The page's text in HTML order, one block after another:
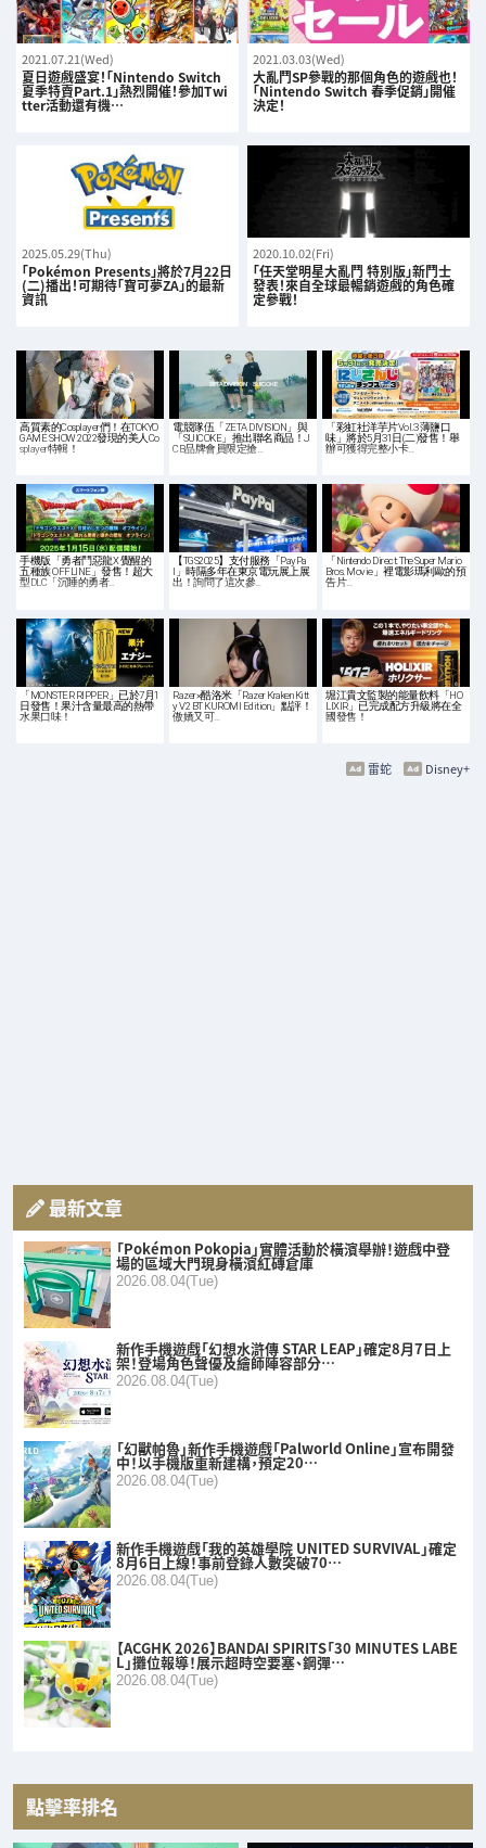
2021.07.21(Wed)
夏日遊戲盛宴！「Nintendo Switch
夏季特賣Part.1」熱烈開催！參加Twi
tter活動還有機…
2021.03.03(Wed)
大亂鬥SP參戰的那個角色的遊戲也！
「Nintendo Switch 春季促銷」開催
決定！
2025.05.29(Thu)
「Pokémon Presents」將於7月22日
(二)播出！可期待「寶可夢ZA」的最新
資訊
2020.10.02(Fri)
「任天堂明星大亂鬥 特別版」新鬥士
發表！來自全球最暢銷遊戲的角色確
定參戰！
高質素的Cosplayer們！在TOKYO
GAME SHOW 2022發現的美人Co
splayer特輯！
電競隊伍「ZETA DIVISION」與
「SUICOKE」推出聯名商品！J
CB品牌會員限定搶…
「彩虹社洋芋片Vol.3 薄鹽口
味」將於5月31日(二)發售！舉
辦可獲得完整小卡…
手機版「勇者鬥惡龍X 覺醒的
五種族 OFFLINE」發售！超大
型DLC「沉睡的勇者…
【TGS2025】支付服務「PayPa
l」時隔多年在東京電玩展上展
出！詢問了這次參…
「Nintendo Direct: The Super Mario
Bros. Movie」裡電影瑪利歐的預
告片…
「MONSTER RIPPER」已於7月1
日發售！果汁含量最高的熱帶
水果口味！
Razer×酷洛米「Razer Kraken Kitt
y V2 BT KUROMI Edition」點評！
傲嬌又可…
堀江貴文監製的能量飲料「HO
LIXIR」已完成配方升級將在全
國發售！
Disney+
雷蛇
最新文章
「Pokémon Pokopia」實體活動於橫濱舉辦！遊戲中登
場的區域大門現身橫濱紅磚倉庫
2026.08.04(Tue)
新作手機遊戲「幻想水滸傳 STAR LEAP」確定8月7日上
架！登場角色聲優及繪師陣容部分…
2026.08.04(Tue)
「幻獸帕魯」新作手機遊戲「Palworld Online」宣布開發
中！以手機版重新建構，預定20…
2026.08.04(Tue)
新作手機遊戲「我的英雄學院 UNITED SURVIVAL」確定
8月6日上線！事前登錄人數突破70…
2026.08.04(Tue)
【ACGHK 2026】BANDAI SPIRITS「30 MINUTES LABE
L」攤位報導！展示超時空要塞、鋼彈…
2026.08.04(Tue)
點擊率排名